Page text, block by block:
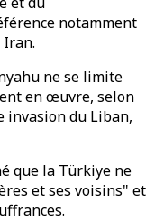
notamment
Iran.
ne se limite
en œuvre, selon
invasion du Liban,
que la Türkiye ne
et ses voisins" et